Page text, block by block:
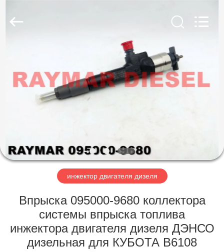
ПРОДУКТЫ
ПУТЕШЕСТВИЕ
ФАБРИКИ
ПРОВЕРКА
КАЧЕСТВА
LTD.
инжектор двигателя дизеля
Впрыска 095000-9680 коллектора
системы впрыска топлива
инжектора двигателя дизеля ДЭНСО
дизельная для КУБОТА В6108